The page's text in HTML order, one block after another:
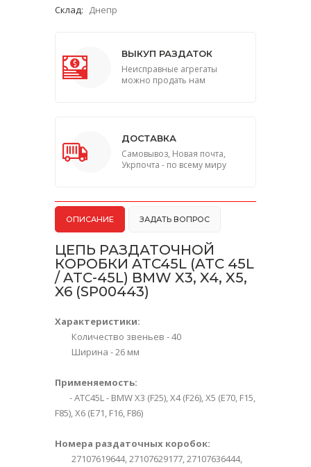
Склад: Днепр
ВЫКУП РАЗДАТОК
Неисправные агрегаты
можно продать нам
ДОСТАВКА
Самовывоз, Новая почта,
Укрпочта - по всему миру
ОПИСАНИЕ ЗАДАТЬ ВОПРОС
ЦЕПЬ РАЗДАТОЧНОЙ
КОРОБКИ ATC45L (ATC 45L
/ ATC-45L) BMW X3, X4, X5,
X6 (SP00443)
Характеристики:
Количество звеньев - 40
Ширина - 26 мм
Применяемость:
- АТС45L - BMW X3 (F25), X4 (F26), X5 (E70, F15,
F85), X6 (E71, F16, F86)
Номера раздаточных коробок:
27107619644, 27107629177, 27107636444,